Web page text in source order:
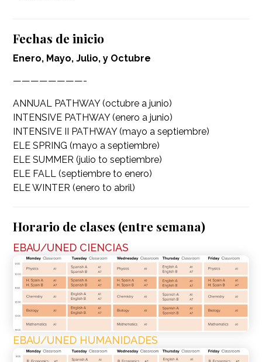
Fechas de inicio
Enero, Mayo, Julio, y Octubre
————————-
ANNUAL PATHWAY (octubre a junio)
INTENSIVE PATHWAY (enero a junio)
INTENSIVE II PATHWAY (mayo a septiembre)
ELE SPRING (mayo a septiembre)
ELE SUMMER (julio to septiembre)
ELE FALL (septiembre to enero)
ELE WINTER (enero to abril)
Horario de clases (entre semana)
EBAU/UNED CIENCIAS
EBAU/UNED HUMANIDADES